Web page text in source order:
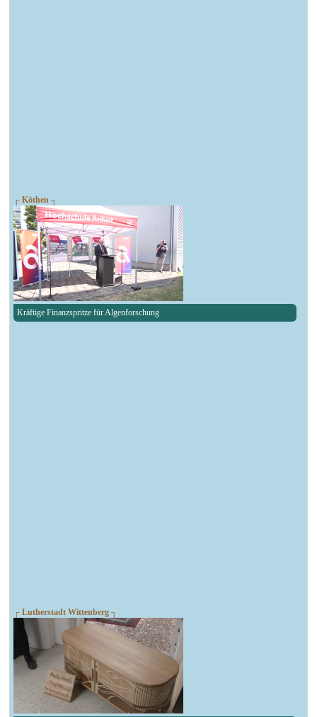
┌ Köthen ┐
Kräftige Finanzspritze für Algenforschung
┌ Lutherstadt Wittenberg ┐